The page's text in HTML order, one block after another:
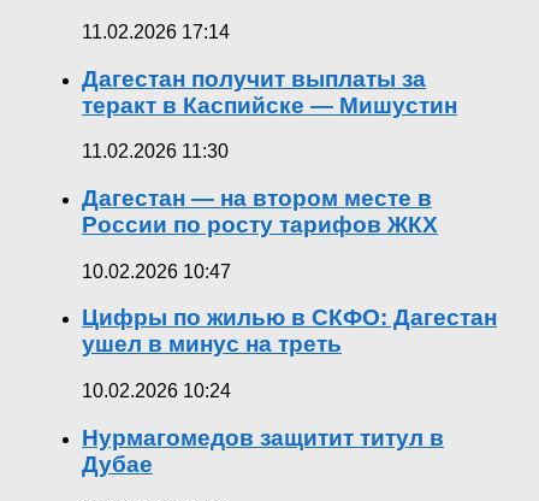
11.02.2026 17:14
Дагестан получит выплаты за
теракт в Каспийске — Мишустин
11.02.2026 11:30
Дагестан — на втором месте в
России по росту тарифов ЖКХ
10.02.2026 10:47
Цифры по жилью в СКФО: Дагестан
ушел в минус на треть
10.02.2026 10:24
Нурмагомедов защитит титул в
Дубае